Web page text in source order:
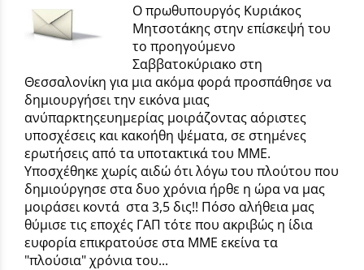
Ο πρωθυπουργός Κυριάκος
Μητσοτάκης στην επίσκεψή του
το προηγούμενο
Σαββατοκύριακο στη
Θεσσαλονίκη για μια ακόμα φορά προσπάθησε να
δημιουργήσει την εικόνα μιας
ανύπαρκτηςευημερίας μοιράζοντας αόριστες
υποσχέσεις και κακοήθη ψέματα, σε στημένες
ερωτήσεις από τα υποτακτικά του ΜΜΕ.
Υποσχέθηκε χωρίς αιδώ ότι λόγω του πλούτου που
δημιούργησε στα δυο χρόνια ήρθε η ώρα να μας
μοιράσει κοντά στα 3,5 δις!! Πόσο αλήθεια μας
θύμισε τις εποχές ΓΑΠ τότε που ακριβώς η ίδια
ευφορία επικρατούσε στα ΜΜΕ εκείνα τα
"πλούσια" χρόνια του...